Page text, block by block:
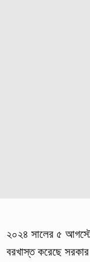
২০২৪ সালের ৫
বরখাস্ত করেছে